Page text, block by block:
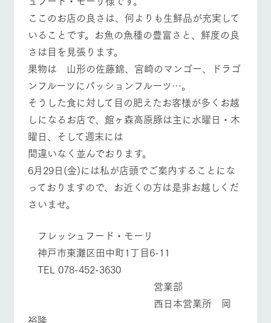
ここのお店の良さは、何よりも生鮮品が充実して
いることです。お魚の魚種の豊富さと、鮮度の良
さは目を見張ります。
果物は 山形の佐藤錦、宮崎のマンゴー、ドラゴ
ンフルーツにパッションフルーツ…。
そうした食に対して目の肥えたお客様が多くお越
しになるお店で、館ヶ森高原豚は主に水曜日・木
曜日、そして週末には
間違いなく並んでおります。
6月29日(金)には私が店頭でご案内することにな
っておりますので、お近くの方は是非お越しくだ
さいませ。
フレッシュフード・モーリ
神戸市東灘区田中町1丁目6-11
TEL 078-452-3630
営業部
西日本営業所 岡
裕隆